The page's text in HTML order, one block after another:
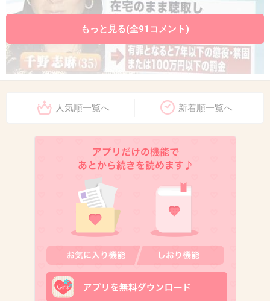
+247
髪型が変わったことはどっちでもいいでしょｗ
+175
2013/06/13(木) 12:12:47
もっと見る(全91コメント)
人気順一覧へ 新着順一覧へ